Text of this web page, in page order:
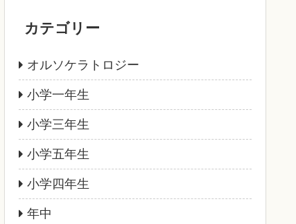
カテゴリー
オルソケラトロジー
小学一年生
小学三年生
小学五年生
小学四年生
年中